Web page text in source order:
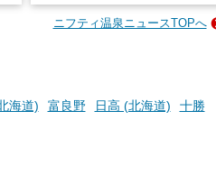
そんな「一人でぼんやり過ごす
でくることはありませんか？
ニフティ温泉ニュースTOPへ
海道) 富良野 日高 (北海道)
十勝